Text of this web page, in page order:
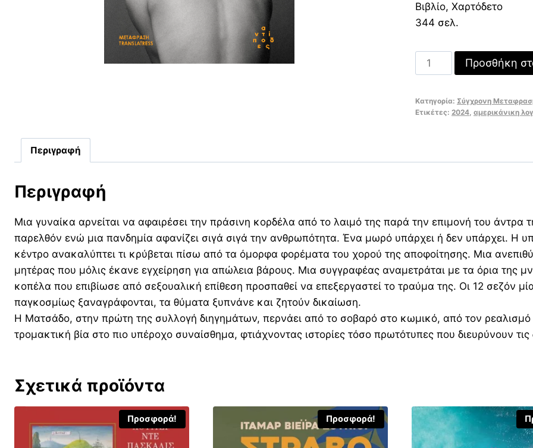
Βιβλίο, Χαρτόδετο
344 σελ.
σώμα
και
Προσθήκη
Κατηγορία: Σύγχρονη
Ετικέτες: 2024, αμερικάνικη
Περιγραφή
Περιγραφή
Μια γυναίκα αρνείται να αφαιρέσει την πράσινη κορδέλα από το λαιμό της παρά την επιμονή του άντρα
παρελθόν ενώ μια πανδημία αφανίζει σιγά σιγά την ανθρωπότητα. Ένα μωρό υπάρχει ή δεν υπάρχει. Η
κέντρο ανακαλύπτει τι κρύβεται πίσω από τα όμορφα φορέματα του χορού της αποφοίτησης. Μια
μητέρας που μόλις έκανε εγχείρηση για απώλεια βάρους. Μια συγγραφέας αναμετράται με τα όρια της
κοπέλα που επιβίωσε από σεξουαλική επίθεση προσπαθεί να επεξεργαστεί το τραύμα της. Οι 12 σεζόν
παγκοσμίως ξαναγράφονται, τα θύματα ξυπνάνε και ζητούν δικαίωση.
Η Ματσάδο, στην πρώτη της συλλογή διηγημάτων, περνάει από το σοβαρό στο κωμικό, από τον ρεαλισμό
τρομακτική βία στο πιο υπέροχο συναίσθημα, φτιάχνοντας ιστορίες τόσο πρωτότυπες που διευρύνουν
Σχετικά προϊόντα
Προσφορά! Προσφορά!